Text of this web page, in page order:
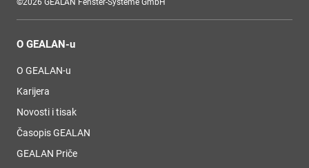
©2026 GEALAN Fenster-Systeme GmbH
O GEALAN-u
O GEALAN-u
Karijera
Novosti i tisak
Časopis GEALAN
GEALAN Priče